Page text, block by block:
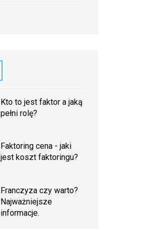
Kto to jest faktor a jaką
pełni rolę?
Faktoring cena - jaki
jest koszt faktoringu?
Franczyza czy warto?
Najważniejsze
informacje.